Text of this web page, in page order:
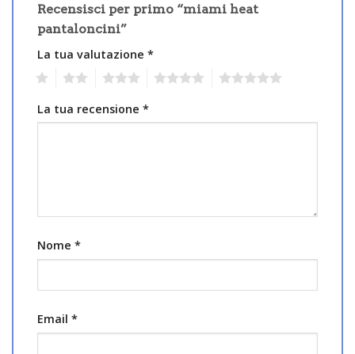
Recensisci per primo “miami heat
pantaloncini”
La tua valutazione *
La tua recensione *
Nome *
Email *